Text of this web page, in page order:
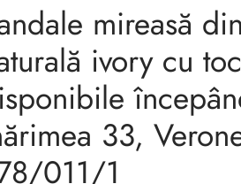
mireasă
ivory cu
33,
011/1